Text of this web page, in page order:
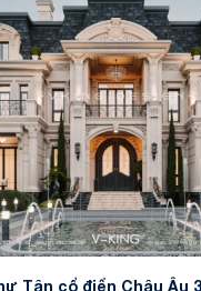
Tân cổ điển Châu Âu